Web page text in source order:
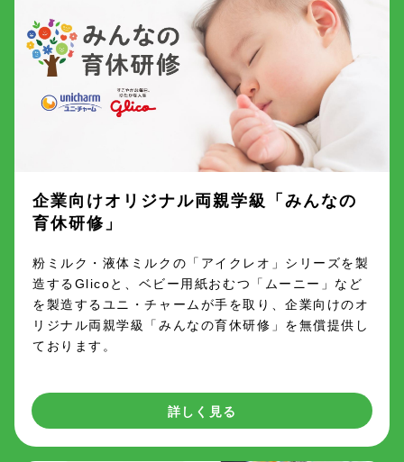
企業向けオリジナル両親学級「みんなの
育休研修」
粉ミルク・液体ミルクの「アイクレオ」シリーズを製
造するGlicoと、ベビー用紙おむつ「ムーニー」など
を製造するユニ・チャームが手を取り、企業向けのオ
リジナル両親学級「みんなの育休研修」を無償提供し
ております。
詳しく見る